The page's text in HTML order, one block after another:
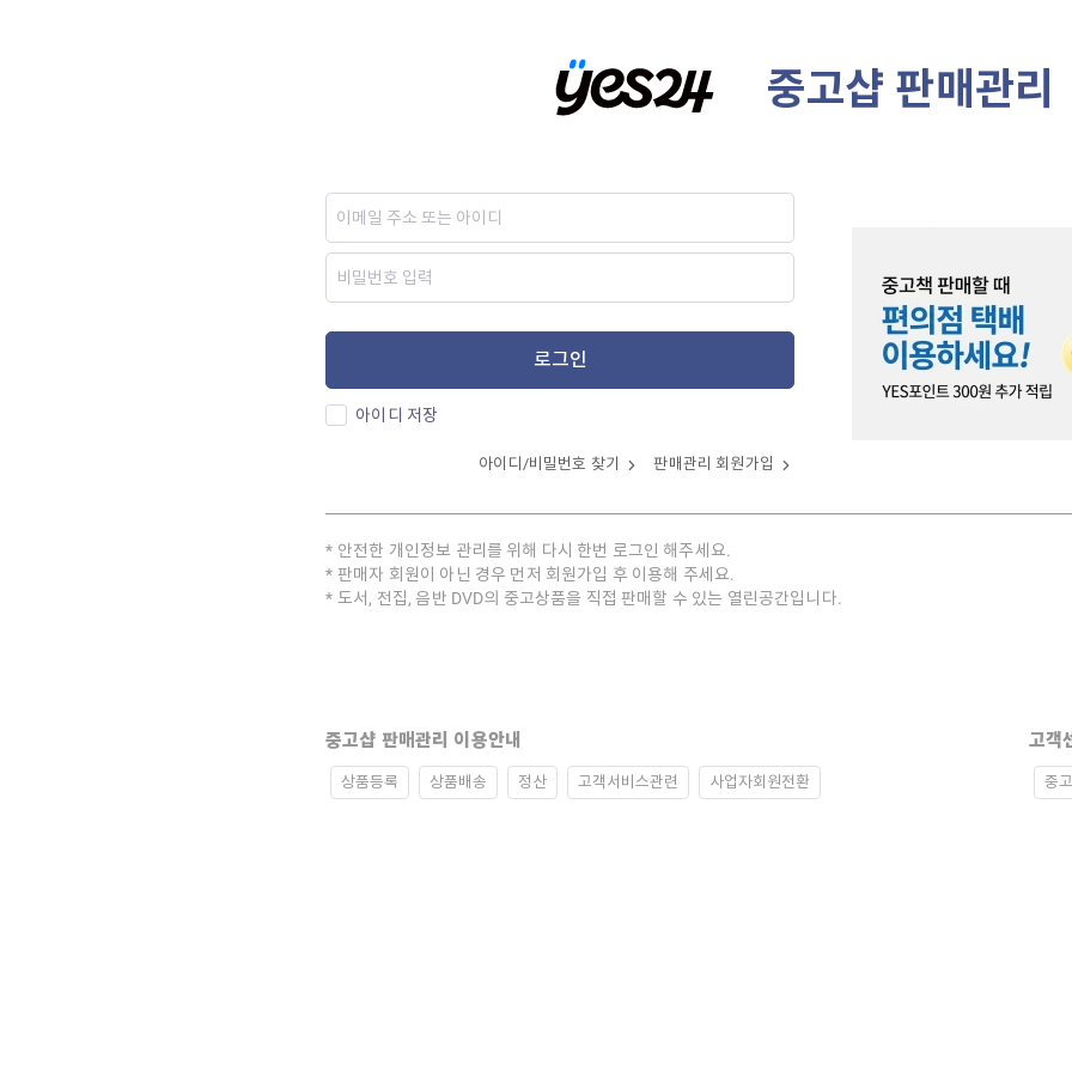
중고샵 판매관리
로그인
아이디 저장
아이디/비밀번호 찾기 판매관리 회원가입
안전한 개인정보 관리를 위해 다시 한번 로그인 해주세요.
판매자 회원이 아닌 경우 먼저 회원가입 후 이용해 주세요.
도서, 전집, 음반 DVD의 중고상품을 직접 판매할 수 있는 열린공간입니다.
중고샵 판매관리 이용안내
상품등록 상품배송 정산 고객서비스관련 사업자회원전환
고객
중